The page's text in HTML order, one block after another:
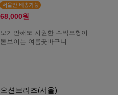
68,000원
보기만해도 시원한 수박모형이
돋보이는 여름꽃바구니
오션브리즈(서울)